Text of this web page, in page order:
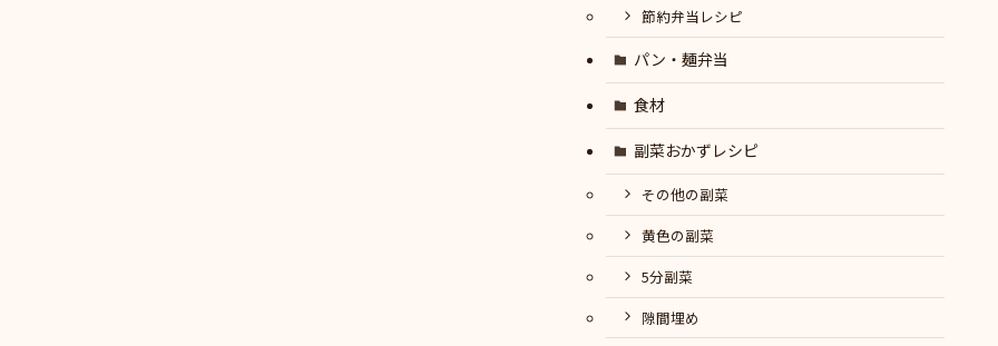
節約弁当レシピ
パン・麺弁当
食材
副菜おかずレシピ
その他の副菜
黄色の副菜
5分副菜
隙間埋め